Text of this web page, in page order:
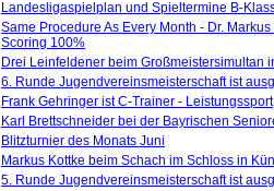
Landesligaspielplan und Spieltermine B-
Same Procedure As Every Month - Dr.
Scoring 100%
Drei Leinfeldener beim Großmeistersimultan
6. Runde Jugendvereinsmeisterschaft ist
Frank Gehringer ist C-Trainer - Leistungssport
Karl Brettschneider bei der Bayrischen
Blitzturnier des Monats Juni
Markus Kottke beim Schach im Schloss in
5. Runde Jugendvereinsmeisterschaft ist